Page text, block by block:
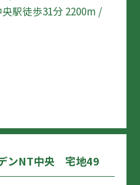
駅徒歩31分 2200m /
ンNT中央 宅地49